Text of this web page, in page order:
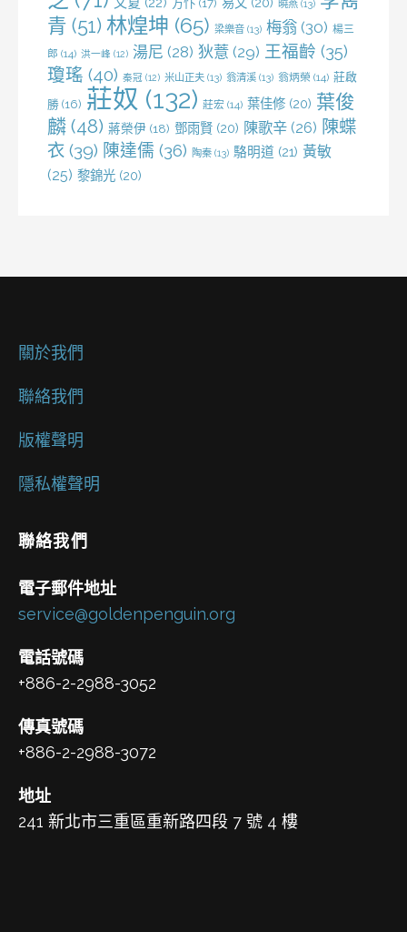
曉燕 (13)
青 (51) 林煌坤 (65) 梁樂音 (13) 梅翁 (30) 楊三
郎 (14) 洪一峰 (12) 湯尼 (28) 狄薏 (29) 王福齡 (35)
瓊瑤 (40) 秦冠 (12) 米山正夫 (13) 翁清溪 (13) 翁炳榮 (14) 莊啟
勝 (16) 莊奴 (132) 莊宏 (14) 葉佳修 (20) 葉俊
麟 (48) 蔣榮伊 (18) 鄧雨賢 (20) 陳歌辛 (26) 陳蝶
衣 (39) 陳達儒 (36) 陶秦 (13) 駱明道 (21) 黃敏
(25) 黎錦光 (20)
關於我們
聯絡我們
版權聲明
隱私權聲明
聯絡我們
電子郵件地址
service@goldenpenguin.org
電話號碼
+886-2-2988-3052
傳真號碼
+886-2-2988-3072
地址
241 新北市三重區重新路四段 7 號 4 樓